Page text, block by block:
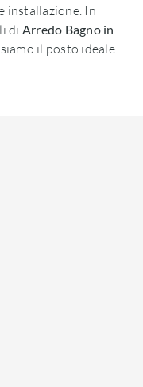
installazione. In
di Arredo Bagno in
il posto ideale